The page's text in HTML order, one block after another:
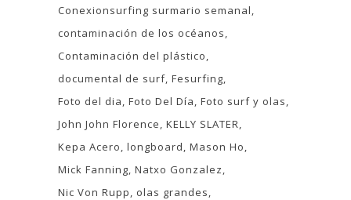
Conexionsurfing surmario semanal
contaminación de los océanos
Contaminación del plástico
documental de surf Fesurfing
Foto del dia Foto Del Día Foto surf y olas
John John Florence KELLY SLATER
Kepa Acero longboard Mason Ho
Mick Fanning Natxo Gonzalez
Nic Von Rupp
olas grandes